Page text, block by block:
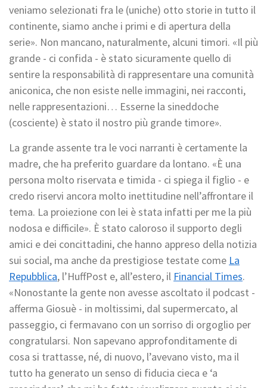
veniamo selezionati fra le (uniche) otto storie in tutto il
continente, siamo anche i primi e di apertura della
serie». Non mancano, naturalmente, alcuni timori. «Il più
grande - ci confida - è stato sicuramente quello di
sentire la responsabilità di rappresentare una comunità
aniconica, che non esiste nelle immagini, nei racconti,
nelle rappresentazioni… Esserne la sineddoche
(cosciente) è stato il nostro più grande timore».
La grande assente tra le voci narranti è certamente la
madre, che ha preferito guardare da lontano. «È una
persona molto riservata e timida - ci spiega il figlio - e
credo riservi ancora molto inettitudine nell’affrontare il
tema. La proiezione con lei è stata infatti per me la più
nodosa e difficile». È stato caloroso il supporto degli
amici e dei concittadini, che hanno appreso della notizia
sui social, ma anche da prestigiose testate come La
Repubblica, l’HuffPost e, all’estero, il Financial Times.
«Nonostante la gente non avesse ascoltato il podcast -
afferma Giosuè - in moltissimi, dal supermercato, al
passeggio, ci fermavano con un sorriso di orgoglio per
congratularsi. Non sapevano approfonditamente di
cosa si trattasse, né, di nuovo, l’avevano visto, ma il
tutto ha generato un senso di fiducia cieca e ‘a